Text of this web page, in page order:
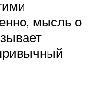
мысль о